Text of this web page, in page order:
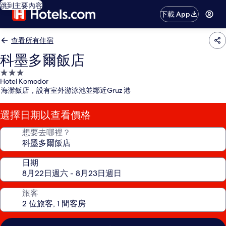
跳到主要內容
下載 App
查看所有住宿
科墨多爾飯店
3.0
星
級
住
宿
Hotel Komodor
海灘飯店，設有室外游泳池並鄰近Gruz 港
選擇日期以查看價格
想要去哪裡？
日期
旅客